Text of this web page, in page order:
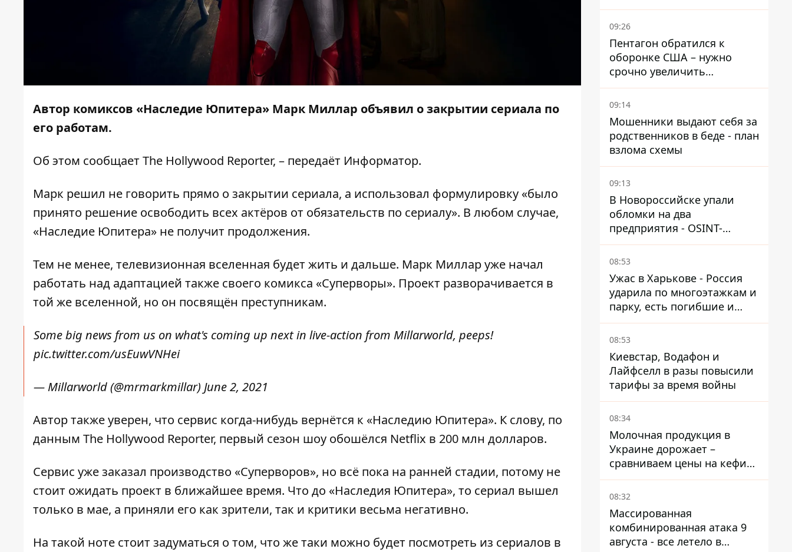
Автор комиксов «Наследие Юпитера» Марк Миллар объявил о закрытии сериала по
его работам.
Об этом сообщает The Hollywood Reporter, – передаёт Информатор.
Марк решил не говорить прямо о закрытии сериала, а использовал формулировку «было
принято решение освободить всех актёров от обязательств по сериалу». В любом случае,
«Наследие Юпитера» не получит продолжения.
Тем не менее, телевизионная вселенная будет жить и дальше. Марк Миллар уже начал
работать над адаптацией также своего комикса «Суперворы». Проект разворачивается в
той же вселенной, но он посвящён преступникам.
Some big news from us on what's coming up next in live-action from Millarworld, peeps!
pic.twitter.com/usEuwVNHei
— Millarworld (@mrmarkmillar) June 2, 2021
Автор также уверен, что сервис когда-нибудь вернётся к «Наследию Юпитера». К слову, по
данным The Hollywood Reporter, первый сезон шоу обошёлся Netflix в 200 млн долларов.
Сервис уже заказал производство «Суперворов», но всё пока на ранней стадии, потому не
стоит ожидать проект в ближайшее время. Что до «Наследия Юпитера», то сериал вышел
только в мае, а приняли его как зрители, так и критики весьма негативно.
На такой ноте стоит задуматься о том, что же таки можно будет посмотреть из сериалов в
выдвинул новые
требования – СМИ
раскрыли подробности
09:26
Пентагон обратился к
оборонке США – нужно
срочно увеличить
производство вооружений
09:14
Мошенники выдают себя за
родственников в беде - план
взлома схемы
09:13
В Новороссийске упали
обломки на два
предприятия - OSINT-
каналы предполагают удар
по порту
08:53
Ужас в Харькове - Россия
ударила по многоэтажкам и
парку, есть погибшие и
раненые
08:53
Киевстар, Водафон и
Лайфселл в разы повысили
тарифы за время войны
08:34
Молочная продукция в
Украине дорожает –
сравниваем цены на кефир
в супермаркетах
08:32
Массированная
комбинированная атака 9
августа - все летело в